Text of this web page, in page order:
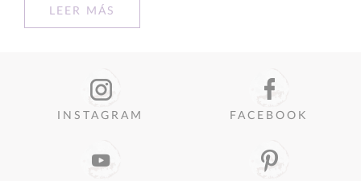
LEER MÁS
INSTAGRAM FACEBOOK